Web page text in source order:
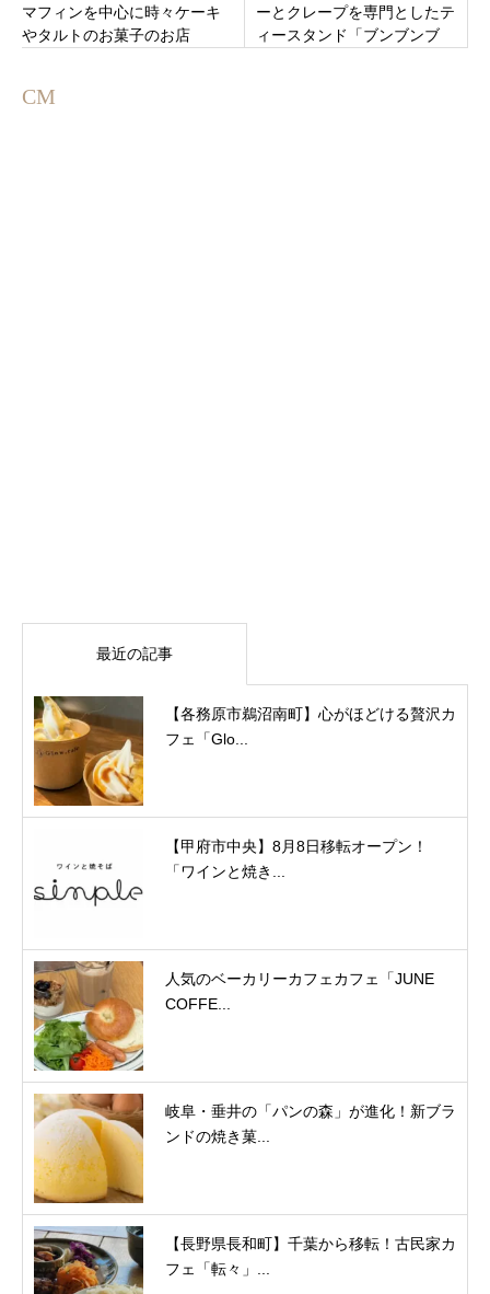
マフィンを中心に時々ケーキ
やタルトのお菓子のお店
ーとクレープを専門としたテ
ィースタンド「ブンブンブ
CM
最近の記事
【各務原市鵜沼南町】心がほどける贅沢カ
フェ「Glo...
【甲府市中央】8月8日移転オープン！
「ワインと焼き...
人気のベーカリーカフェカフェ「JUNE
COFFE...
岐阜・垂井の「パンの森」が進化！新ブラ
ンドの焼き菓...
【長野県長和町】千葉から移転！古民家カ
フェ「転々」...